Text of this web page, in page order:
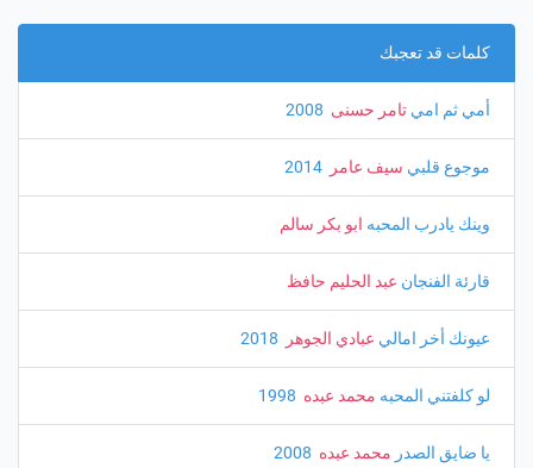
كلمات قد تعجبك
أمي ثم امي تامر حسنى
موجوع قلبي سيف عامر
وينك يادرب المحبه ابو بكر سالم
قارئة الفنجان عبد الحليم حافظ
عيونك أخر امالي عبادي الجوهر
لو كلفتني المحبه محمد عبده
يا ضايق الصدر محمد عبده